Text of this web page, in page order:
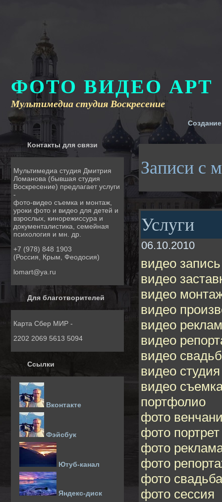
ФОТО ВИДЕО АРТ
Мультимедиа студия Воскресение
Контакты для связи
Мультимедиа студия Дмитрия
Ломанова (бывшая студия
Воскресение) предлагает услуги
-
фото-видео съемка и монтаж,
уроки фото и видео для детей и
взрослых, кинорежиссура и
документалистика, семейная
психология и мн. др.
+7 (978) 848 1903
(Россия, Крым, Феодосия)
lomart@ya.ru
Для благотворителей
Карта Сбер МИР -
2202 2069 5613 5094
Ссылки
Вконтакте
Фэйсбук
Ютуб-канал
Яндекс-диск
Записи с
Услуги
06.10.2010
видео запись
видео
видео
видео
видео
видео
видео
видео студия
видео
портфолио
фото
фото портрет
фото
фото
фото свадьба
фото сессия